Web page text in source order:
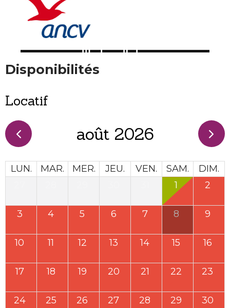
Disponibilités
Locatif
août 2026
LUN. MAR. MER. JEU. VEN. SAM.
DIM.
1 2
3 4 5 6 7 8 9
10 11 12 13 14 15 16
17 18 19 20 21 22 23
24 25 26 27 28 29 30